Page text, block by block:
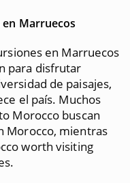
en Marruecos
en Marruecos
para disfrutar
de paisajes,
el país. Muchos
Morocco buscan
Morocco, mientras
worth visiting